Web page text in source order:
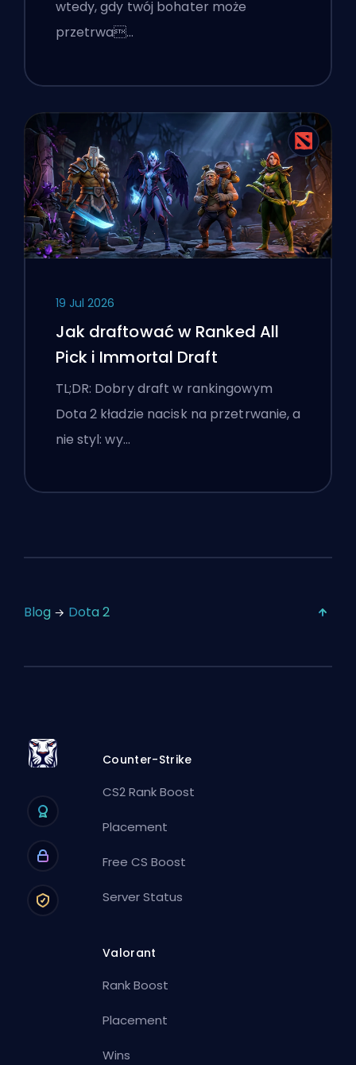
wtedy, gdy twój bohater może
przetrwa…
19 Jul 2026
Jak draftować w Ranked All
Pick i Immortal Draft
TL;DR: Dobry draft w rankingowym
Dota 2 kładzie nacisk na przetrwanie, a
nie styl: wy…
Blog Dota 2
Counter-Strike
CS2 Rank Boost
Placement
Free CS Boost
Server Status
Valorant
Rank Boost
Placement
Wins